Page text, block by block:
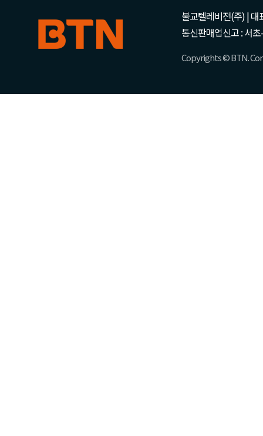
불교텔레비전(주) | 대
통신판매업신고 : 서
Copyrights © BTN.